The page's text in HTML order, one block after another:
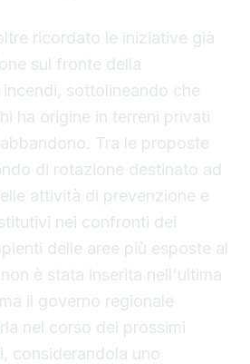
ricordato le iniziative già
sul fronte della
sottolineando che
ha origine in terreni privati
Tra le proposte
di rotazione destinato ad
attività di prevenzione e
nei confronti dei
delle aree più esposte al
è stata inserita nell'ultima
il governo regionale
nel corso dei prossimi
considerandola uno